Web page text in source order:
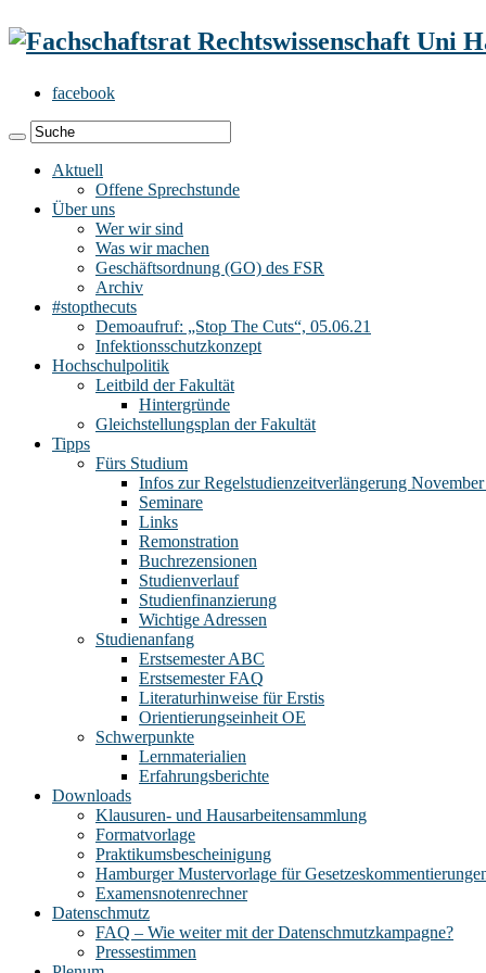
facebook
Aktuell
Offene Sprechstunde
Über uns
Wer wir sind
Was wir machen
Geschäftsordnung (GO) des FSR
Archiv
#stopthecuts
Demoaufruf: „Stop The Cuts“, 05.06.21
Infektionsschutzkonzept
Hochschulpolitik
Leitbild der Fakultät
Hintergründe
Gleichstellungsplan der Fakultät
Tipps
Fürs Studium
Infos zur Regelstudienzeitverlängerung
Seminare
Links
Remonstration
Buchrezensionen
Studienverlauf
Studienfinanzierung
Wichtige Adressen
Studienanfang
Erstsemester ABC
Erstsemester FAQ
Literaturhinweise für Erstis
Orientierungseinheit OE
Schwerpunkte
Lernmaterialien
Erfahrungsberichte
Downloads
Klausuren- und Hausarbeitensammlung
Formatvorlage
Praktikumsbescheinigung
Hamburger Mustervorlage für
Examensnotenrechner
Datenschmutz
FAQ – Wie weiter mit der Datenschmutzkampagne?
Pressestimmen